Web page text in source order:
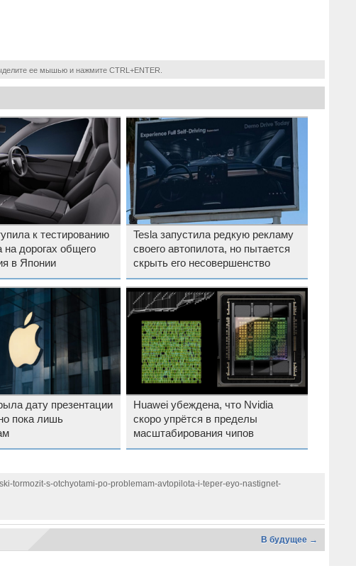
ее мышью и нажмите CTRL+ENTER.
к тестированию
на дорогах общего
в Японии
Tesla запустила редкую рекламу
своего автопилота, но пытается
скрыть его несовершенство
дату презентации
пока лишь
Huawei убеждена, что Nvidia
скоро упрётся в пределы
масштабирования чипов
tormozit-s-otchyotami-po-problemam-avtopilota-i-teper-eyo-nastignet-
В будущее →